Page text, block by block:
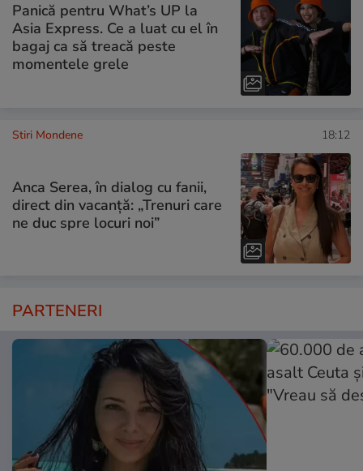
Panică pentru What’s UP la
Asia Express. Ce a luat cu el în
bagaj ca să treacă peste
momentele grele
Stiri Mondene 18:12
Anca Serea, în dialog cu fanii,
direct din vacanță: „Trenuri care
ne duc spre locuri noi”
PARTENERI